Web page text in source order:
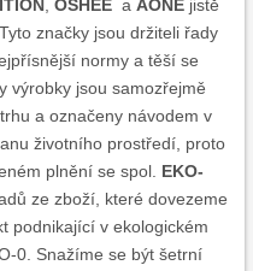
OSHEE a AONE jistě
značky jsou držiteli řady
normy a těší se
výrobky jsou samozřejmě
a označeny návodem v
životního prostředí, proto
plnění se spol. EKO-
ze zboží, které dovezeme
podnikající v ekologickém
0. Snažíme se být šetrní